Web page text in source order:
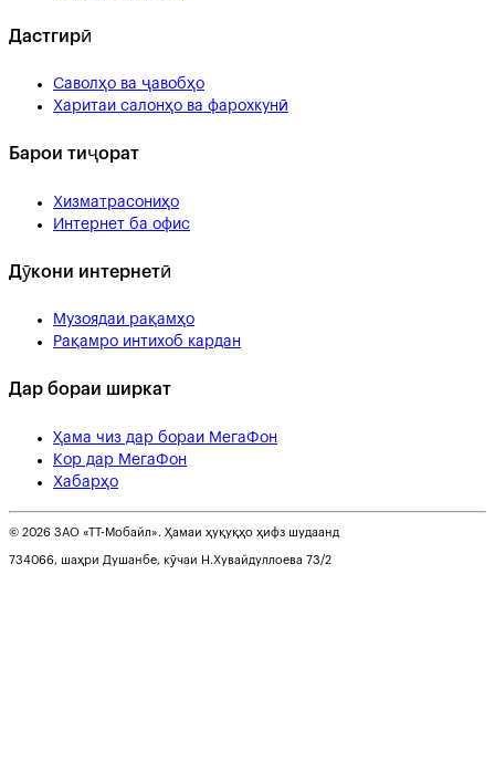
Дастгирӣ
Саволҳо ва ҷавобҳо
Харитаи салонҳо ва фарохкунӣ
Барои тиҷорат
Хизматрасониҳо
Интернет ба офис
Дӯкони интернетӣ
Музоядаи рақамҳо
Рақамро интихоб кардан
Дар бораи ширкат
Ҳама чиз дар бораи МегаФон
Кор дар МегаФон
Хабарҳо
© 2026 ЗАО «ТТ-Мобайл». Ҳамаи ҳуқуқҳо ҳифз шудаанд
734066, шаҳри Душанбе, кӯчаи Н.Хувайдуллоева 73/2